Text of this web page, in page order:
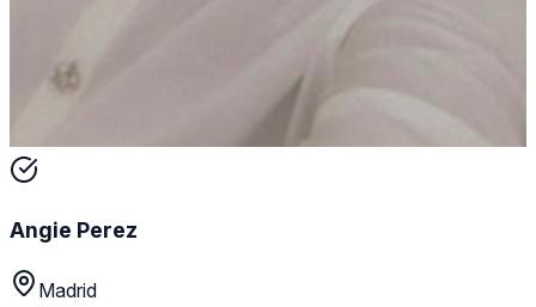
Angie Perez
Madrid